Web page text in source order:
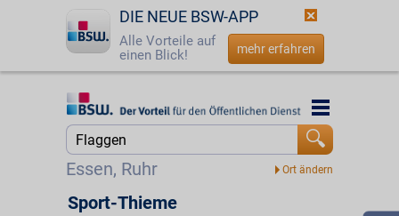
DIE NEUE BSW-APP
Alle Vorteile auf
einen Blick!
mehr erfahren
Startseite
Jetzt BSW-Mitglied werden
Essen, Ruhr
Startseite
Suche
Sport-Thieme